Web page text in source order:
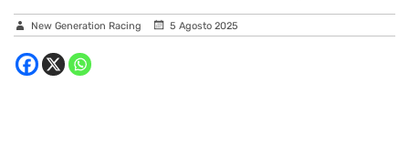
New Generation Racing 5 Agosto 2025